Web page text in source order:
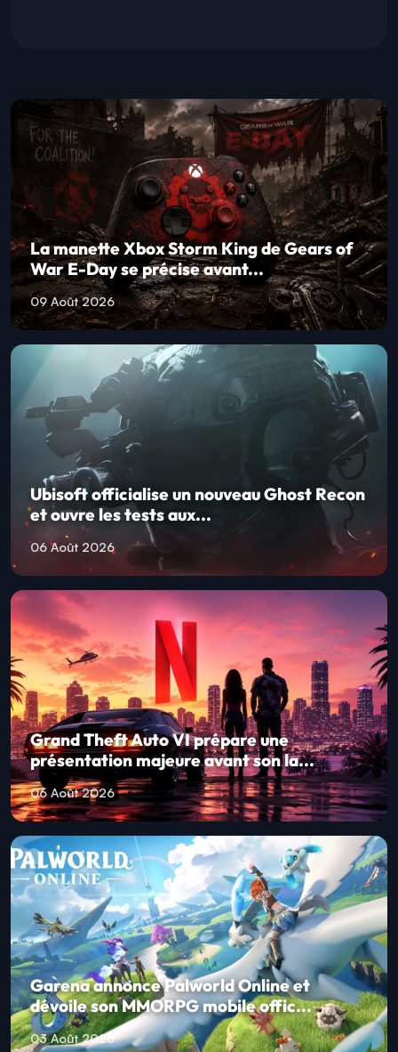
La manette Xbox Storm King de Gears of
War E-Day se précise avant...
09 Août 2026
Ubisoft officialise un nouveau Ghost Recon
et ouvre les tests aux...
06 Août 2026
Grand Theft Auto VI prépare une
présentation majeure avant son la...
06 Août 2026
Garena annonce Palworld Online et
dévoile son MMORPG mobile offic...
03 Août 2026